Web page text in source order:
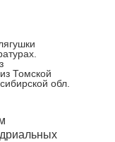
Томской
обл.